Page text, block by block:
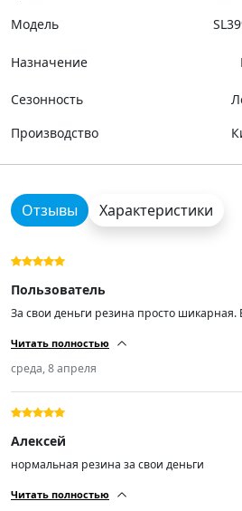
Модель
Назначение
Сезонность
Производство
Отзывы Характеристики
Пользователь
За свои деньги резина просто шикарная.
лёгкостью. На асфальте да чуть
Катаюсь две недели, во всех условиях
Устраивает полностью. резину и
Читать полностью
среда, 8 апреля
Алексей
нормальная резина за свои деньги
Читать полностью